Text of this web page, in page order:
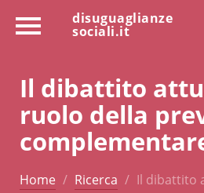
disuguaglianze
sociali.it
Il dibattito
ruolo della
Home Ricerca Il dibattito